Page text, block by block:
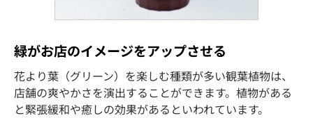
緑がお店のイメージをアップさせる
花より葉（グリーン）を楽しむ種類が多い観葉植物は、
店舗の爽やかさを演出することができます。植物がある
と緊張緩和や癒しの効果があるといわれています。